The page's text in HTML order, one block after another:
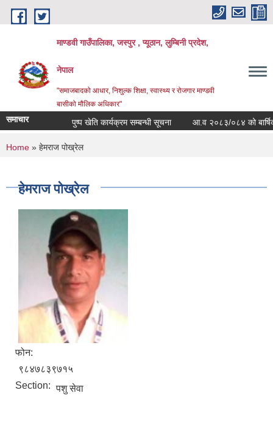
Skip to main content
माण्डवी गाउँपालिका, जस्पुर , प्यूठान, लुम्बिनी प्रदेश,
नेपाल
"समाजबादको आधार, निशुल्क शिक्षा, स्वास्थ्य र रोजगार माण्डवी
बासीको मौलिक अधिकार"
समाचार पुष्प खेति कार्यक्रम सम्बन्धी सूचना आ.व २०८३/०८४ को बार्षिक
You are here
Home » हेमराज पोख्रेल
हेमराज पोख्रेल
फोन:
९८४७८३९७१५
Section: पशु सेवा